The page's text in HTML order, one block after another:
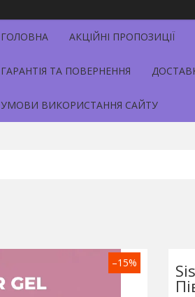
ГОЛОВНА АКЦІЙНІ ПРОПОЗИЦІЇ
ГАРАНТІЯ ТА ПОВЕРНЕННЯ
УМОВИ ВИКОРИСТАННЯ САЙТУ
–15%